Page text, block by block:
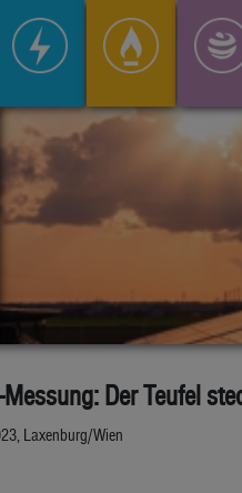
Der Teufel
Laxenburg/Wien